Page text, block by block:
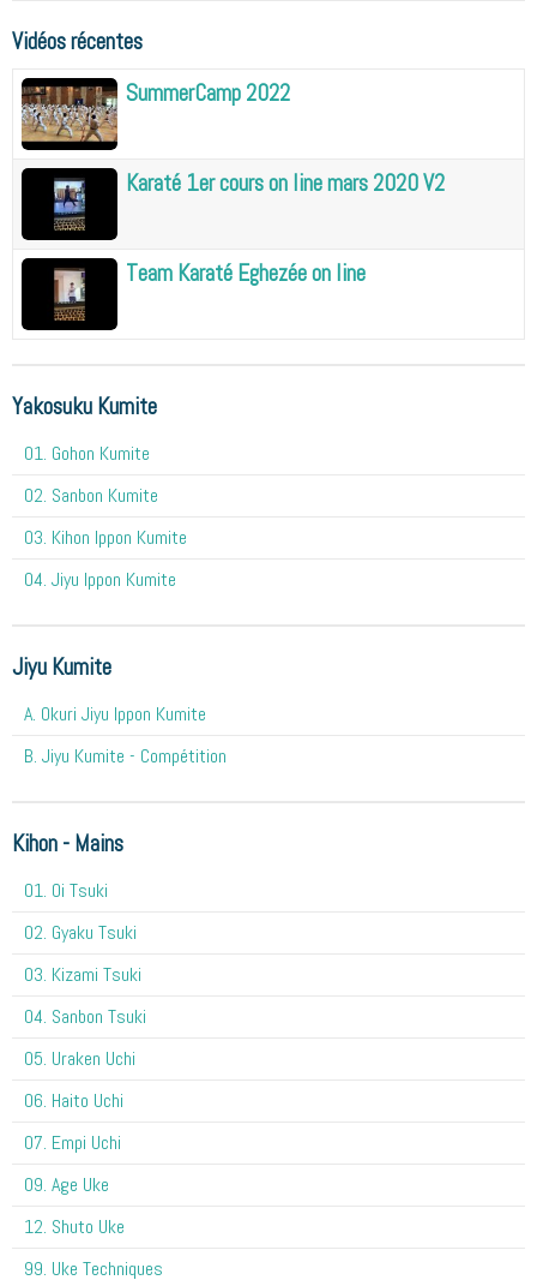
Vidéos récentes
SummerCamp 2022
Karaté 1er cours on line mars 2020 V2
Team Karaté Eghezée on line
Yakosuku Kumite
01. Gohon Kumite
02. Sanbon Kumite
03. Kihon Ippon Kumite
04. Jiyu Ippon Kumite
Jiyu Kumite
A. Okuri Jiyu Ippon Kumite
B. Jiyu Kumite - Compétition
Kihon - Mains
O1. Oi Tsuki
02. Gyaku Tsuki
03. Kizami Tsuki
04. Sanbon Tsuki
05. Uraken Uchi
06. Haito Uchi
07. Empi Uchi
09. Age Uke
12. Shuto Uke
99. Uke Techniques